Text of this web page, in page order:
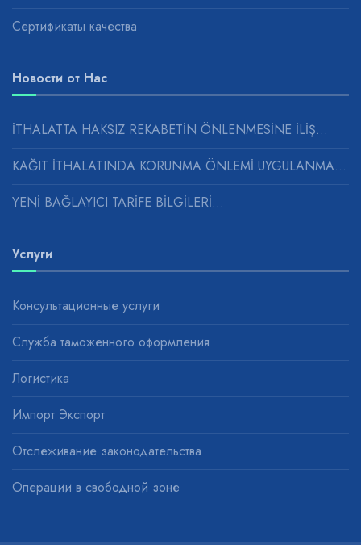
Сертификаты качества
Новости от Нас
İTHALATTA HAKSIZ REKABETİN ÖNLENMESİNE İLİŞ...
KAĞIT İTHALATINDA KORUNMA ÖNLEMİ UYGULANMASINA...
YENİ BAĞLAYICI TARİFE BİLGİLERİ...
Услуги
Консультационные услуги
Служба таможенного оформления
Логистика
Импорт Экспорт
Отслеживание законодательства
Операции в свободной зоне